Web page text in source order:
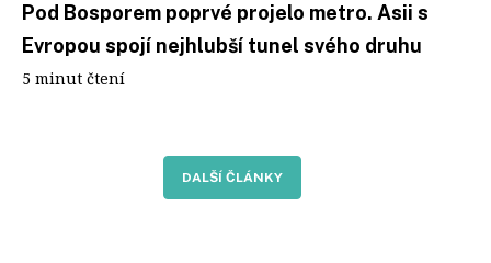
Pod Bosporem poprvé projelo metro. Asii s
Evropou spojí nejhlubší tunel svého druhu
5 minut čtení
DALŠÍ ČLÁNKY